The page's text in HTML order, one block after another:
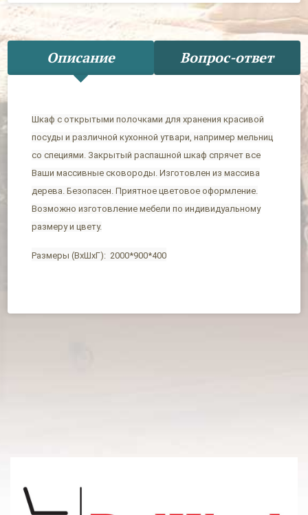
Описание Вопрос-ответ
Шкаф с открытыми полочками для хранения красивой
посуды и различной кухонной утвари, например мельниц
со специями. Закрытый распашной шкаф спрячет все
Ваши массивные сковороды. Изготовлен из массива
дерева. Безопасен. Приятное цветовое оформление.
Возможно изготовление мебели по индивидуальному
размеру и цвету.
Размеры (ВхШхГ): 2000*900*400